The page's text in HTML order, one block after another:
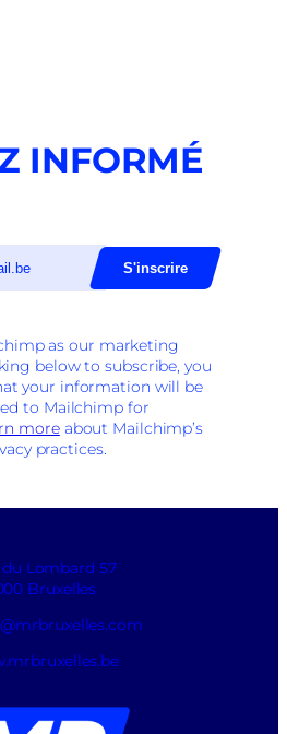
INFORMÉ
as our marketing
below to subscribe, you
your information will be
to Mailchimp for
moreabout Mailchimp’s
practices.
du Lombard 57
Bruxelles